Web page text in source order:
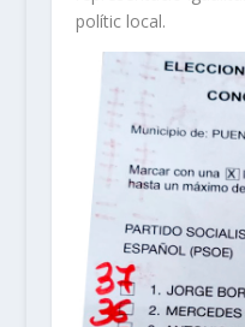
polític local.